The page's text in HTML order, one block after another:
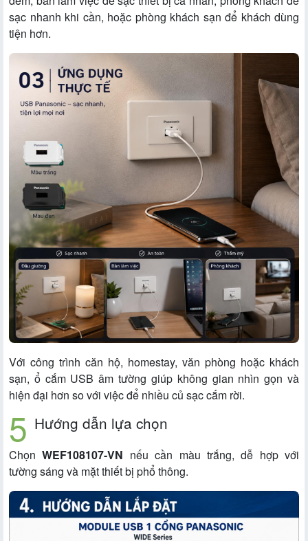
sạc nhanh khi cần, hoặc phòng khách sạn để khách dùng
tiện hơn.
Với công trình căn hộ, homestay, văn phòng hoặc khách
sạn, ổ cắm USB âm tường giúp không gian nhìn gọn và
hiện đại hơn so với việc để nhiều củ sạc cắm rời.
Hướng dẫn lựa chọn
ChọnWEF108107-VN nếu cần màu trắng, dễ hợp với
tường sáng và mặt thiết bị phổ thông.